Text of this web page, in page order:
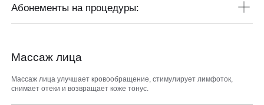
Абонементы на процедуры:
Массаж лица
Массаж лица улучшает кровообращение, стимулирует лимфоток,
снимает отеки и возвращает коже тонус.